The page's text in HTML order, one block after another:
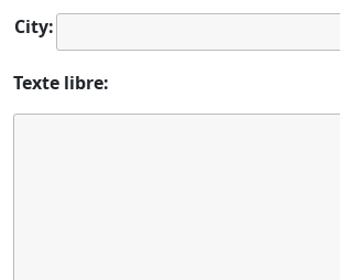
City:
Texte libre: